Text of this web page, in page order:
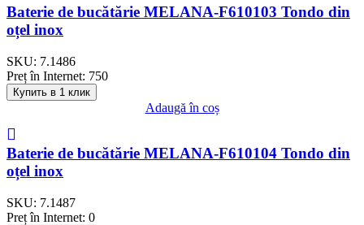
Baterie de bucătărie MELANA-F610103 Tondo din
oțel inox
SKU: 7.1486
Preț în Internet: 750
Купить в 1 клик
Adaugă în coș
Baterie de bucătărie MELANA-F610104 Tondo din
oțel inox
SKU: 7.1487
Preț în Internet: 0